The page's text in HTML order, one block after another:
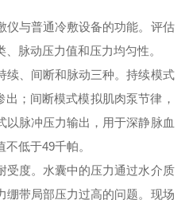
与普通冷敷设备的功能。评估
脉动压力值和压力均匀性。
、间断和脉动三种。持续模式
；间断模式模拟肌肉泵节律，
以脉冲压力输出，用于深静脉血
低于49千帕。
度。水囊中的压力通过水介质
绷带局部压力过高的问题。现场